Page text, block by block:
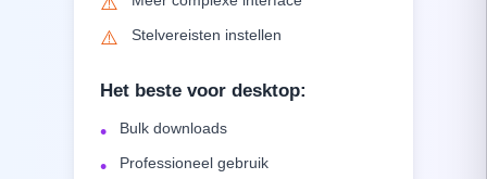
⚠️ Stelvereisten instellen
Het beste voor desktop:
• Bulk downloads
• Professioneel gebruik